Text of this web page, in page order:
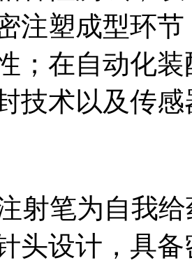
注塑成型环
；在自动化
技术以及传
笔为自我给
头设计，具